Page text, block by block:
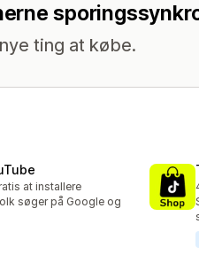
ting at købe.
i altat installere
søger på Google og